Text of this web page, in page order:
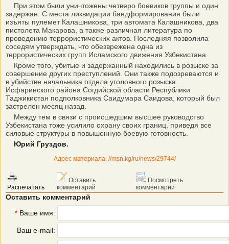
При этом были уничтожены четверо боевиков группы и один
задержан. С места ликвидации бандформирования были
изъяты пулемет Калашникова, три автомата Калашникова, два
пистолета Макарова, а также различная литература по
проведению террористических актов. Последняя позволила
соседям утверждать, что обезврежена одна из
террористических групп Исламского движения Узбекистана.
Кроме того, убитые и задержанный находились в розыске за
совершение других преступлений. Они также подозреваются и
в убийстве начальника отдела уголовного розыска
Исфаринского района Согдийской области Республики
Таджикистан подполковника Саидумара Саидова, который был
застрелен месяц назад.
Между тем в связи с происшедшим высшее руководство
Узбекистана тоже усилило охрану своих границ, приведя все
силовые структуры в повышенную боевую готовность.
Юрий Груздов.
Адрес материала: //msn.kg/ru/news/29744/
Распечатать
Оставить
комментарий
Посмотреть
комментарии
Оставить комментарий
* Ваше имя:
Ваш e-mail: